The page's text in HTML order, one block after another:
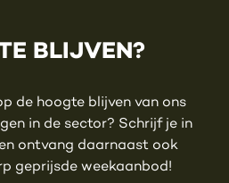
BLIJVEN?
de hoogte blijven van ons
in de sector? Schrijf je in
ontvang daarnaast ook
geprijsde weekaanbod!